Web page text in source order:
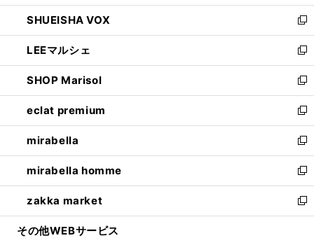
ウ
で
開
く
ン
ド
ウ
で
開
く
ウ
ィ
ン
ド
ウ
で
開
く
し
い
ウ
ィ
ン
ド
ウ
で
開
く
SHUEISHA VOX
新
し
い
ウ
ィ
ン
ド
ウ
で
開
く
LEEマルシェ
新
し
い
ウ
ィ
ン
ド
ウ
で
開
く
SHOP Marisol
新
し
い
ウ
ィ
ン
ド
ウ
で
開
eclat premium
新
し
い
ウ
ィ
ン
ド
ウ
mirabella
新
し
い
ウ
ィ
ン
mirabella homme
新
し
い
ウ
zakka market
新
し
その他WEBサービス